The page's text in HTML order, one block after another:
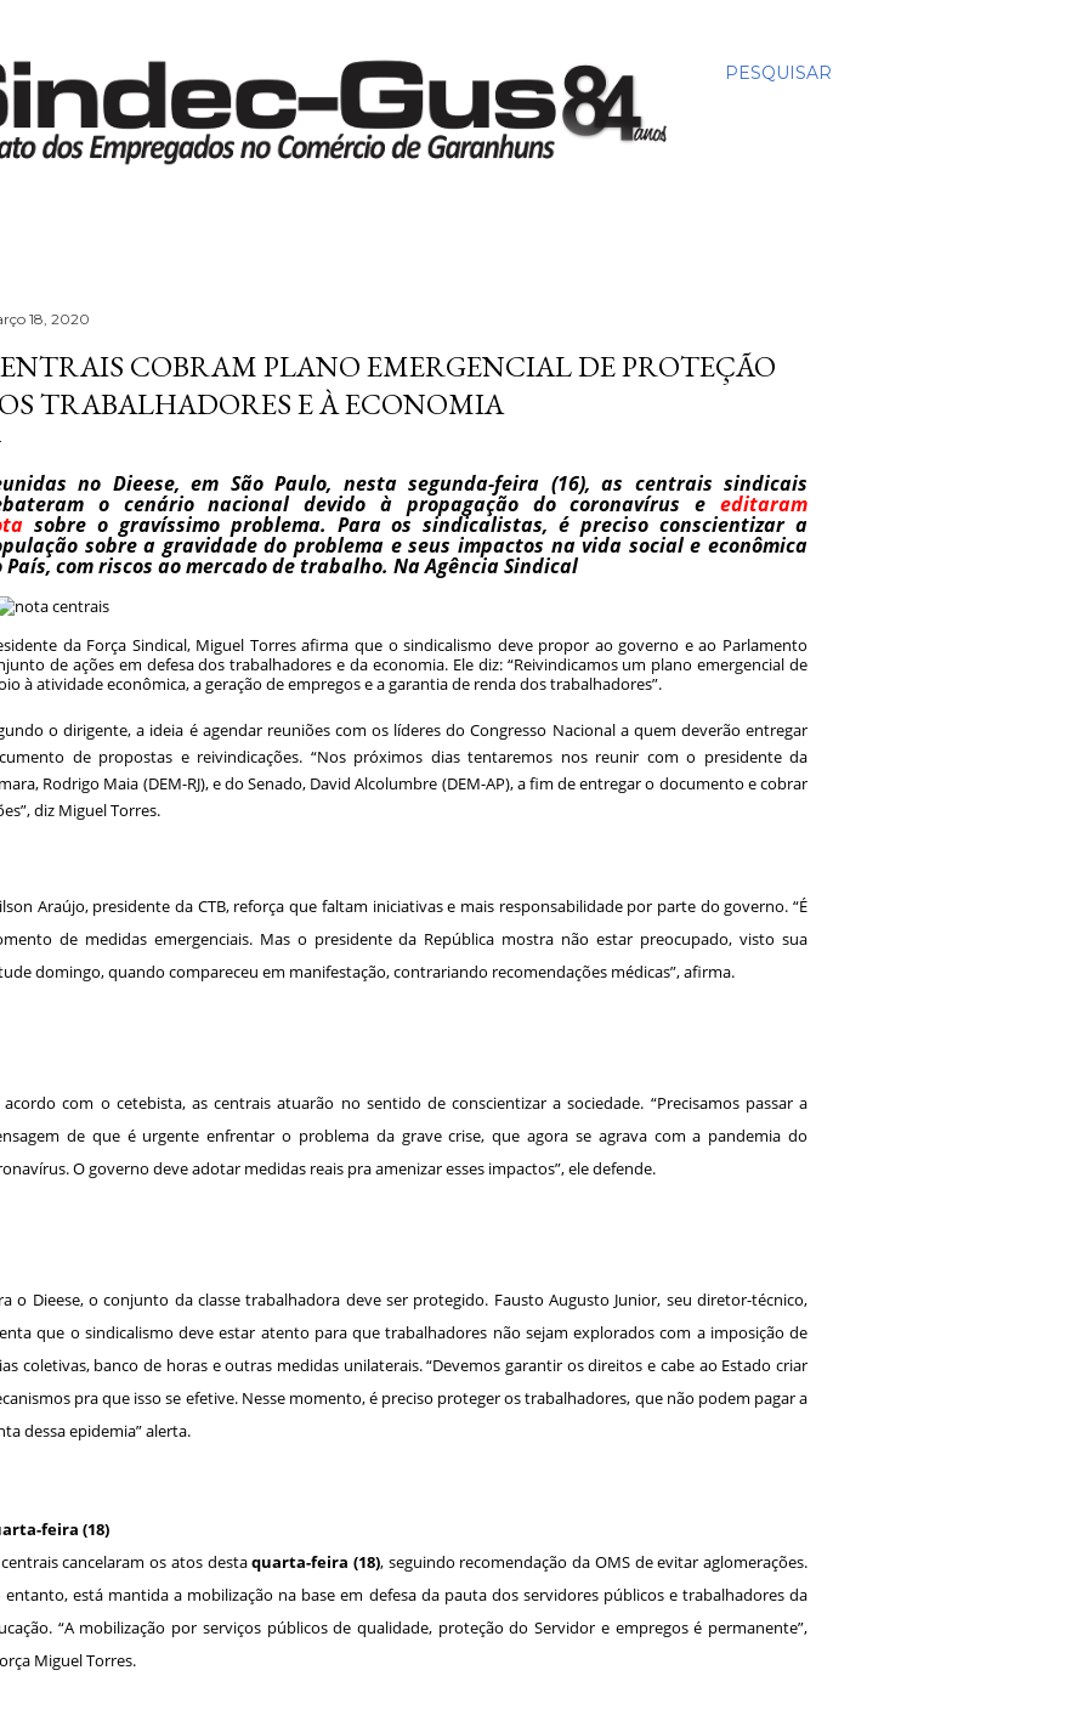
PESQUISAR
18, 2020
COBRAM PLANO EMERGENCIAL DE PROTEÇÃO
TRABALHADORES E À ECONOMIA
no Dieese, em São Paulo, nesta segunda-feira (16), as centrais sindicais
o cenário nacional devido à propagação do coronavírus e editaram
sobre o gravíssimo problema. Para os sindicalistas, é preciso conscientizar a
sobre a gravidade do problema e seus impactos na vida social e econômica
País, com riscos ao mercado de trabalho. Na Agência Sindical
da Força Sindical, Miguel Torres afirma que o sindicalismo deve propor ao governo e ao Parlamento
de ações em defesa dos trabalhadores e da economia. Ele diz: “Reivindicamos um plano emergencial de
à atividade econômica, a geração de empregos e a garantia de renda dos trabalhadores”.
o dirigente, a ideia é agendar reuniões com os líderes do Congresso Nacional a quem deverão entregar
de propostas e reivindicações. “Nos próximos dias tentaremos nos reunir com o presidente da
Rodrigo Maia (DEM-RJ), e do Senado, David Alcolumbre (DEM-AP), a fim de entregar o documento e cobrar
diz Miguel Torres.
Araújo, presidente da CTB, reforça que faltam iniciativas e mais responsabilidade por parte do governo. “É
de medidas emergenciais. Mas o presidente da República mostra não estar preocupado, visto sua
domingo, quando compareceu em manifestação, contrariando recomendações médicas”, afirma.
acordo com o cetebista, as centrais atuarão no sentido de conscientizar a sociedade. “Precisamos passar a
de que é urgente enfrentar o problema da grave crise, que agora se agrava com a pandemia do
O governo deve adotar medidas reais pra amenizar esses impactos”, ele defende.
o Dieese, o conjunto da classe trabalhadora deve ser protegido. Fausto Augusto Junior, seu diretor-técnico,
que o sindicalismo deve estar atento para que trabalhadores não sejam explorados com a imposição de
coletivas, banco de horas e outras medidas unilaterais. “Devemos garantir os direitos e cabe ao Estado criar
pra que isso se efetive. Nesse momento, é preciso proteger os trabalhadores, que não podem pagar a
dessa epidemia” alerta.
feira (18)
cancelaram os atos desta quarta-feira (18), seguindo recomendação da OMS de evitar aglomerações.
entanto, está mantida a mobilização na base em defesa da pauta dos servidores públicos e trabalhadores da
“A mobilização por serviços públicos de qualidade, proteção do Servidor e empregos é permanente”,
Miguel Torres.